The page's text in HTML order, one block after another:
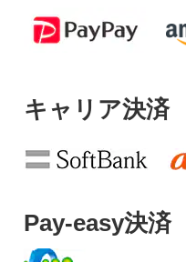
キャリア決済
Pay-easy決済